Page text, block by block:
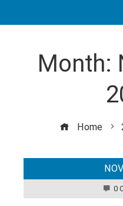
Month:
Home
NOV
0